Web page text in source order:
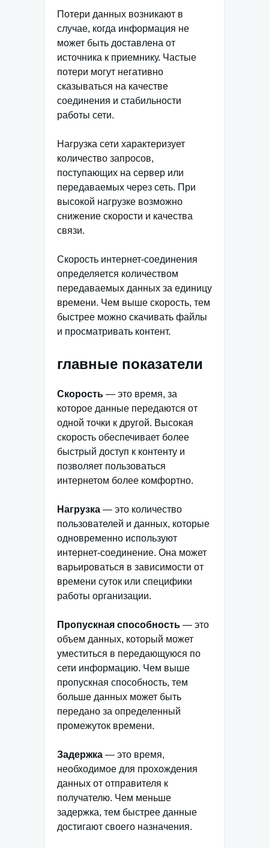
Потери данных возникают в
случае, когда информация не
может быть доставлена от
источника к приемнику. Частые
потери могут негативно
сказываться на качестве
соединения и стабильности
работы сети.
Нагрузка сети характеризует
количество запросов,
поступающих на сервер или
передаваемых через сеть. При
высокой нагрузке возможно
снижение скорости и качества
связи.
Скорость интернет-соединения
определяется количеством
передаваемых данных за единицу
времени. Чем выше скорость, тем
быстрее можно скачивать файлы
и просматривать контент.
главные показатели
Скорость — это время, за
которое данные передаются от
одной точки к другой. Высокая
скорость обеспечивает более
быстрый доступ к контенту и
позволяет пользоваться
интернетом более комфортно.
Нагрузка — это количество
пользователей и данных, которые
одновременно используют
интернет-соединение. Она может
варьироваться в зависимости от
времени суток или специфики
работы организации.
Пропускная способность — это
объем данных, который может
уместиться в передающуюся по
сети информацию. Чем выше
пропускная способность, тем
больше данных может быть
передано за определенный
промежуток времени.
Задержка — это время,
необходимое для прохождения
данных от отправителя к
получателю. Чем меньше
задержка, тем быстрее данные
достигают своего назначения.